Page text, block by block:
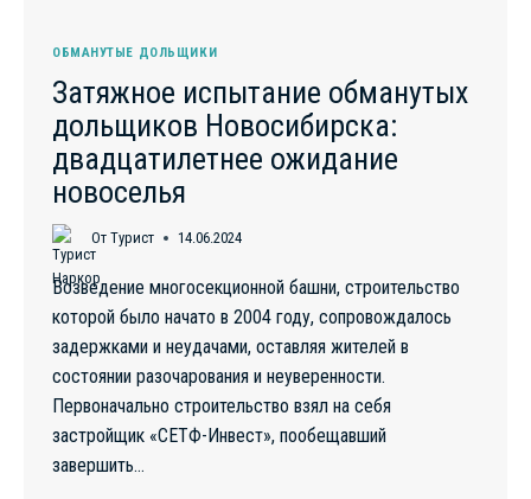
ОБМАНУТЫЕ ДОЛЬЩИКИ
Затяжное испытание обманутых
дольщиков Новосибирска:
двадцатилетнее ожидание
новоселья
От Турист 14.06.2024
Возведение многосекционной башни, строительство
которой было начато в 2004 году, сопровождалось
задержками и неудачами, оставляя жителей в
состоянии разочарования и неуверенности.
Первоначально строительство взял на себя
застройщик «СЕТФ-Инвест», пообещавший
завершить…